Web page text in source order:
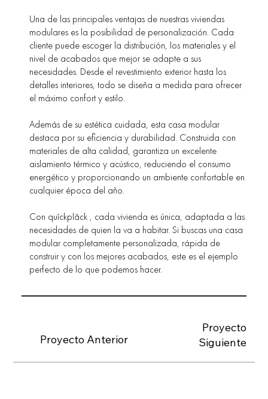
Proyecto
Siguiente
Proyecto Anterior
Una de las principales ventajas de nuestras viviendas
modulares es la posibilidad de personalización. Cada
cliente puede escoger la distribución, los materiales y el
nivel de acabados que mejor se adapte a sus
necesidades. Desde el revestimiento exterior hasta los
detalles interiores, todo se diseña a medida para ofrecer
el máximo confort y estilo.
Además de su estética cuidada, esta casa modular
destaca por su eficiencia y durabilidad. Construida con
materiales de alta calidad, garantiza un excelente
aislamiento térmico y acústico, reduciendo el consumo
energético y proporcionando un ambiente confortable en
cualquier época del año.
Con quîckplâck , cada vivienda es única, adaptada a las
necesidades de quien la va a habitar. Si buscas una casa
modular completamente personalizada, rápida de
construir y con los mejores acabados, este es el ejemplo
perfecto de lo que podemos hacer.